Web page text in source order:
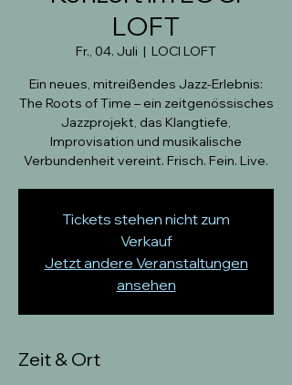
LOFT
Fr., 04. Juli
  |
LOCI LOFT
Ein neues, mitreißendes Jazz-Erlebnis:
The Roots of Time – ein zeitgenössisches
Jazzprojekt, das Klangtiefe,
Improvisation und musikalische
Verbundenheit vereint. Frisch. Fein. Live.
Tickets stehen nicht zum
Verkauf
Jetzt andere Veranstaltungen
ansehen
Zeit & Ort